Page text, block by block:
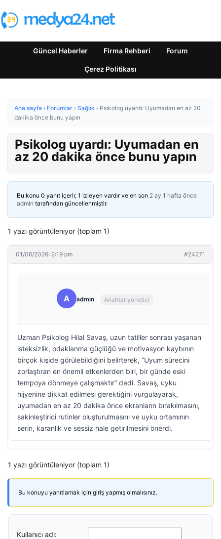
Güncel Haberler Firma Rehberi Forum
Çerez Politikası
Ana sayfa › Forumlar › Sağlık › Psikolog uyardı: Uyumadan en az 20
dakika önce bunu yapın
Psikolog uyardı: Uyumadan en
az 20 dakika önce bunu yapın
Bu konu 0 yanıt içerir, 1 izleyen vardır ve en son 2 ay 1 hafta önce
admin tarafından güncellenmiştir.
1 yazı görüntüleniyor (toplam 1)
01/06/2026: 2:19 pm #24271
A admin Anahtar yönetici
Uzman Psikolog Hilal Savaş, uzun tatiller sonrası yaşanan
isteksizlik, odaklanma güçlüğü ve motivasyon kaybının
birçok kişide görülebildiğini belirterek, “Uyum sürecini
zorlaştıran en önemli etkenlerden biri, bir günde eski
tempoya dönmeye çalışmaktır” dedi. Savaş, uyku
hijyenine dikkat edilmesi gerektiğini vurgulayarak,
uyumadan en az 20 dakika önce ekranların bırakılmasını,
sakinleştirici rutinler oluşturulmasını ve uyku ortamının
serin, karanlık ve sessiz hale getirilmesini önerdi.
1 yazı görüntüleniyor (toplam 1)
Bu konuyu yanıtlamak için giriş yapmış olmalısınız.
Kullanıcı adı: